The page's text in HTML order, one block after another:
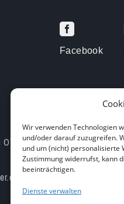
Wir verwenden Technologien
und/oder darauf zuzugreifen.
und um (nicht) personalisierte
Zustimmung widerrufst, kann
beeinträchtigen.
Dienste verwalten

Facebook
Lutter am Barenberge